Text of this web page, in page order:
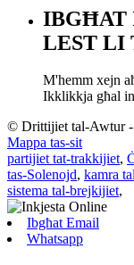
IBGĦAT
LEST LI
M'hemm xejn
Ikklikkja għal
© Drittijiet tal-Awtur -
Mappa tas-sit
partijiet tat-trakkijiet,
tas-Solenojd, kamra
sistema tal-brejkijiet,
Ibgħat Email
Whatsapp